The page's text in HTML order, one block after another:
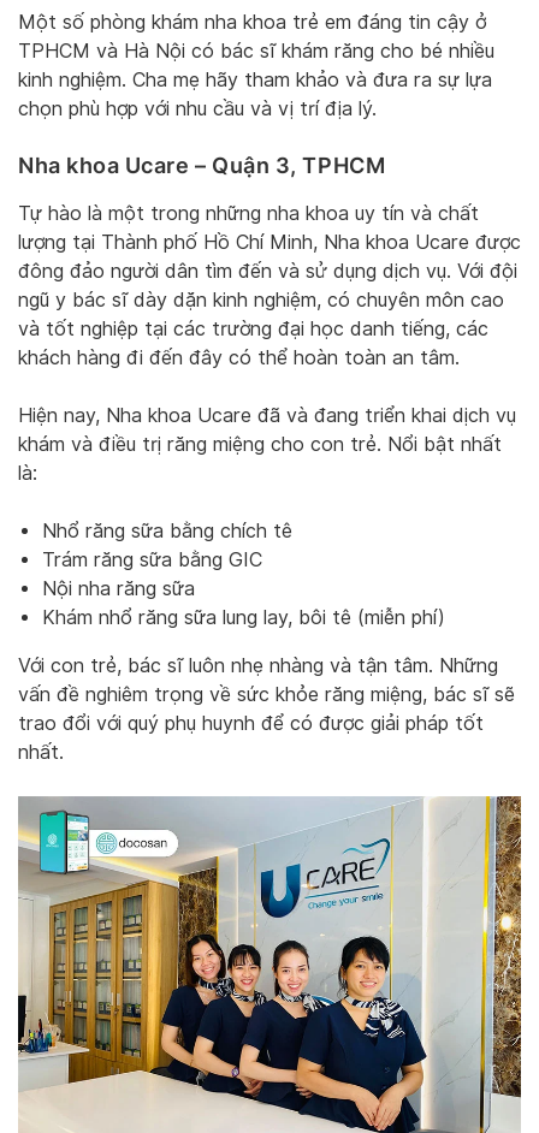
Một số phòng khám nha khoa trẻ em đáng tin cậy ở
TPHCM và Hà Nội có bác sĩ khám răng cho bé nhiều
kinh nghiệm. Cha mẹ hãy tham khảo và đưa ra sự lựa
chọn phù hợp với nhu cầu và vị trí địa lý.
Nha khoa Ucare – Quận 3, TPHCM
Tự hào là một trong những nha khoa uy tín và chất
lượng tại Thành phố Hồ Chí Minh, Nha khoa Ucare được
đông đảo người dân tìm đến và sử dụng dịch vụ. Với đội
ngũ y bác sĩ dày dặn kinh nghiệm, có chuyên môn cao
và tốt nghiệp tại các trường đại học danh tiếng, các
khách hàng đi đến đây có thể hoàn toàn an tâm.
Hiện nay, Nha khoa Ucare đã và đang triển khai dịch vụ
khám và điều trị răng miệng cho con trẻ. Nổi bật nhất
là:
Nhổ răng sữa bằng chích tê
Trám răng sữa bằng GIC
Nội nha răng sữa
Khám nhổ răng sữa lung lay, bôi tê (miễn phí)
Với con trẻ, bác sĩ luôn nhẹ nhàng và tận tâm. Những
vấn đề nghiêm trọng về sức khỏe răng miệng, bác sĩ sẽ
trao đổi với quý phụ huynh để có được giải pháp tốt
nhất.